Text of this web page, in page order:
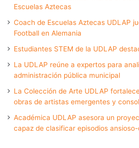
Escuelas Aztecas
Coach de Escuelas Aztecas UDLAP
Football en Alemania
Estudiantes STEM de la UDLAP
La UDLAP reúne a expertos para
administración pública municipal
La Colección de Arte UDLAP
obras de artistas emergentes y
Académica UDLAP asesora un
capaz de clasificar episodios